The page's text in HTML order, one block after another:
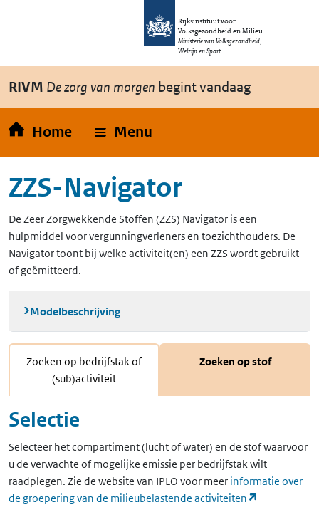
Overslaan en naar de inhoud gaan
Rijksinstituut voor
Volksgezondheid en Milieu
Ministerie van Volksgezondheid,
Welzijn en Sport
RIVM De zorg van morgen begint vandaag
Home Menu
ZZS-Navigator
De Zeer Zorgwekkende Stoffen (ZZS) Navigator is een
hulpmiddel voor vergunningverleners en toezichthouders. De
Navigator toont bij welke activiteit(en) een ZZS wordt gebruikt
of geëmitteerd.
Modelbeschrijving
Zoeken op bedrijfstak of
(sub)activiteit
Zoeken op stof
Selectie
Selecteer het compartiment (lucht of water) en de stof waarvoor
u de verwachte of mogelijke emissie per bedrijfstak wilt
raadplegen. Zie de website van IPLO voor meer informatie over
de groepering van de milieubelastende activiteiten